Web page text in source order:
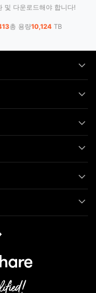
및 다운로드해야 합니다!
총 용량10,124TB